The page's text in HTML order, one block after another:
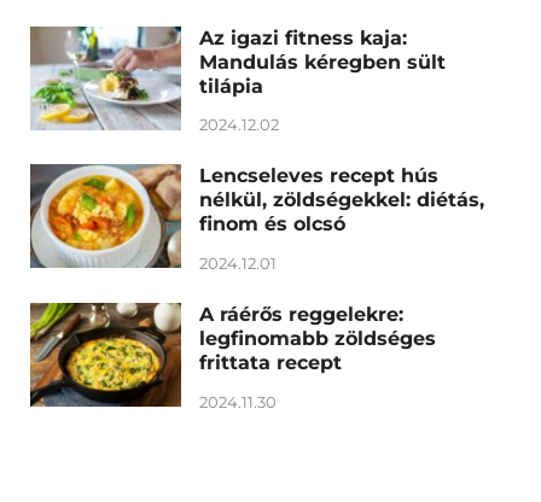
Az igazi fitness kaja:
Mandulás kéregben sült
tilápia
2024.12.02
Lencseleves recept hús
nélkül, zöldségekkel: diétás,
finom és olcsó
2024.12.01
A ráérős reggelekre:
legfinomabb zöldséges
frittata recept
2024.11.30